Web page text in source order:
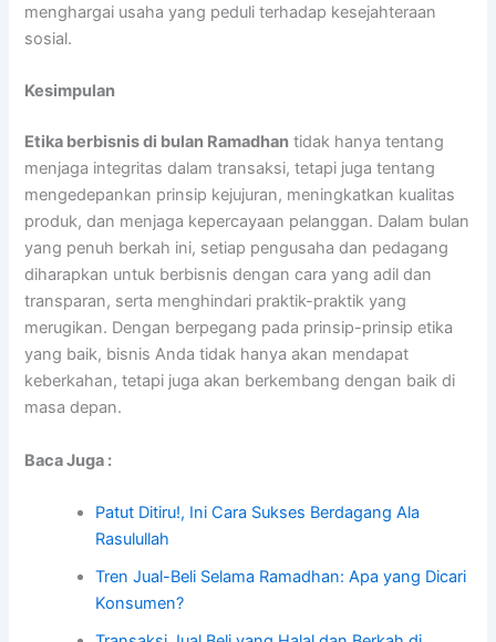
menghargai usaha yang peduli terhadap kesejahteraan
sosial.
Kesimpulan
Etika berbisnis di bulan Ramadhan tidak hanya tentang
menjaga integritas dalam transaksi, tetapi juga tentang
mengedepankan prinsip kejujuran, meningkatkan kualitas
produk, dan menjaga kepercayaan pelanggan. Dalam bulan
yang penuh berkah ini, setiap pengusaha dan pedagang
diharapkan untuk berbisnis dengan cara yang adil dan
transparan, serta menghindari praktik-praktik yang
merugikan. Dengan berpegang pada prinsip-prinsip etika
yang baik, bisnis Anda tidak hanya akan mendapat
keberkahan, tetapi juga akan berkembang dengan baik di
masa depan.
Baca Juga :
Patut Ditiru!, Ini Cara Sukses Berdagang Ala
Rasulullah
Tren Jual-Beli Selama Ramadhan: Apa yang Dicari
Konsumen?